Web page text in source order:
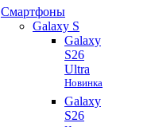
Смартфоны
Galaxy S
Galaxy
S26
Ultra
Новинка
Galaxy
S26